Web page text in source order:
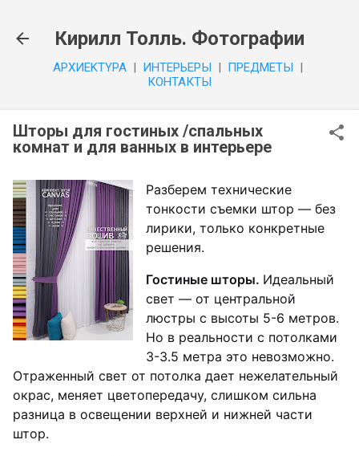
Кирилл Толль. Фотографии
APXИEKTYPA | ИHTEPЬEPЫ | ПPEДMETЫ |
КОНТАКТЫ
Шторы для гостиных /спальных
комнат и для ванных в интерьере
Разберем технические
тонкости съемки штор — без
лирики, только конкретные
решения.
Гостиные шторы. Идеальный
свет — от центральной
люстры с высоты 5-6 метров.
Но в реальности с потолками
3-3.5 метра это невозможно.
Отраженный свет от потолка дает нежелательный
окрас, меняет цветопередачу, слишком сильна
разница в освещении верхней и нижней части
штор.